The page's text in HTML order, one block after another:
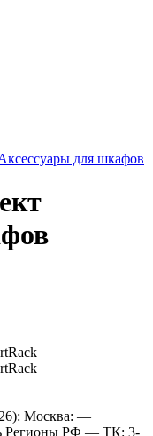
для шкафов
Москва: —
Регионы РФ — ТК: 3-